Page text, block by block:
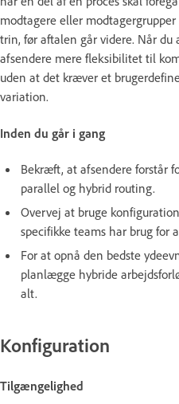
modtagere eller
trin, før aftalen går videre. Når
afsendere mere fleksibilitet til
uden at det kræver et
variation.
Inden du går i gang
Bekræft, at afsendere forstår
parallel og hybrid routing.
Overvej at bruge
specifikke teams har brug for
For at opnå den bedste
planlægge hybride
alt.
Konfiguration
Tilgængelighed